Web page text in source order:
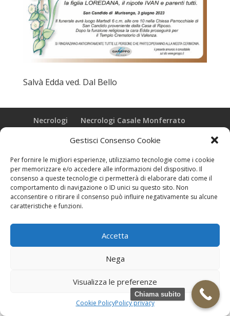
Gestisci Consenso Cookie
Per fornire le migliori esperienze, utilizziamo tecnologie come i cookie
per memorizzare e/o accedere alle informazioni del dispositivo. Il
consenso a queste tecnologie ci permetterà di elaborare dati come il
comportamento di navigazione o ID unici su questo sito. Non
acconsentire o ritirare il consenso può influire negativamente su alcune
caratteristiche e funzioni.
Accetta
Nega
Visualizza le preferenze
Cookie PolicyPolicy privacy
Salvà Edda ved. Dal Bello
Necrologi
Necrologi Casale Monferrato
Realizzazione grafica e Copyright © zeropensieri local web -
Casale Monferrato info@zeropensieri-cloud
Chiama subito